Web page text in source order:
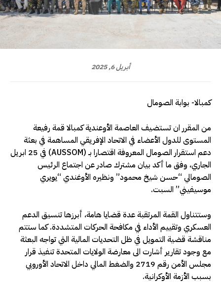
أبريل 6, 2025
كمبالا- بوابة الصومال
من المقرر ان تستضيف العاصمة الأوعندية كمبالا قمة رفيعة
المستوى للدول الأعضاء في الاتحاد الإفريقي المساهمة في بعثة
دعم استقرار الصومال المعروفة اقتصارا بـ (AUSSOM) في 25 ابريل
الجاري، وفق ما أكد بيان مشترك صادر عن اجتماع الرئيس
الصومالي “حسن شيخ محمود” ونظيره الأوغندي “يويري
موسيفيني” السبت.
وستتناول القمة المرتقبة عدة قضايا هامة، أبرزها تنسيق الدعم
العسكري وتقييم الأداء في مكافحة الحركات المتشددة. كما ستتم
مناقشة قضية التمويل في ظل التحديات المالية التي تواجه البعثة
مع وجود تقارير أشارت الى معارضة الولايات المتحدة تنفيذ قرار
مجلس الأمن رقم 2719 والضغط المالي داخل الاتحاد الأوروبي
بسبب الأزمة الأوكرانية.